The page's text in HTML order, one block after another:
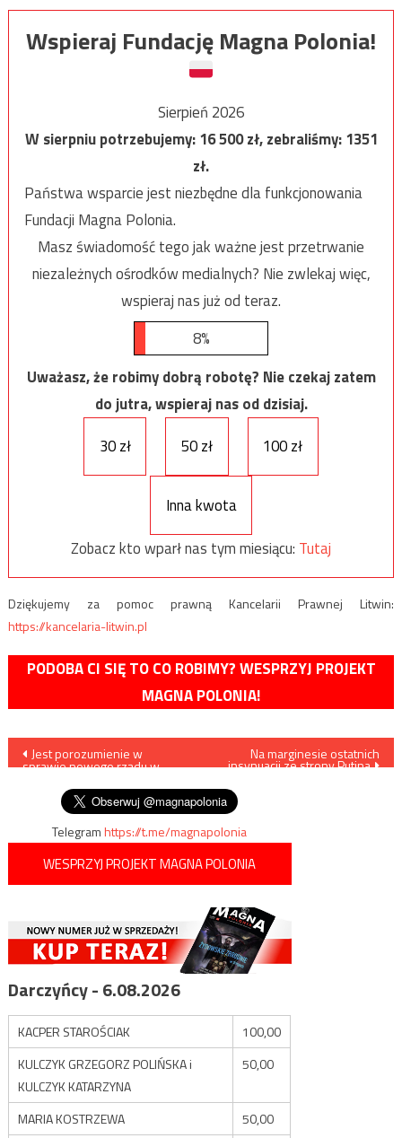
Wspieraj Fundację Magna Polonia!
Sierpień 2026
W sierpniu potrzebujemy:16 500zł, zebraliśmy:1351
zł.
Państwa wsparcie jest niezbędne dla funkcjonowania
Fundacji Magna Polonia.
Masz świadomość tego jak ważne jest przetrwanie
niezależnych ośrodków medialnych? Nie zwlekaj więc,
wspieraj nas już od teraz.
8%
Uważasz, że robimy dobrą robotę? Nie czekaj zatem
do jutra, wspieraj nas od dzisiaj.
30 zł
50 zł 100 zł
Inna kwota
Zobacz kto wparł nas tym miesiącu: Tutaj
Dziękujemy za pomoc prawną Kancelarii Prawnej Litwin:
https://kancelaria-litwin.pl
PODOBA CI SIĘ TO CO ROBIMY? WESPRZYJ PROJEKT
MAGNA POLONIA!
Nawigacja
wpisu
Jest porozumienie w
sprawie nowego rządu w
Na marginesie ostatnich
insynuacji ze strony Putina
Telegramhttps://t.me/magnapolonia
WESPRZYJ PROJEKT MAGNA POLONIA
Darczyńcy - 6.08.2026
KACPER STAROŚCIAK
100,00
KULCZYK GRZEGORZ POLIŃSKA i
KULCZYK KATARZYNA
50,00
MARIA KOSTRZEWA 50,00